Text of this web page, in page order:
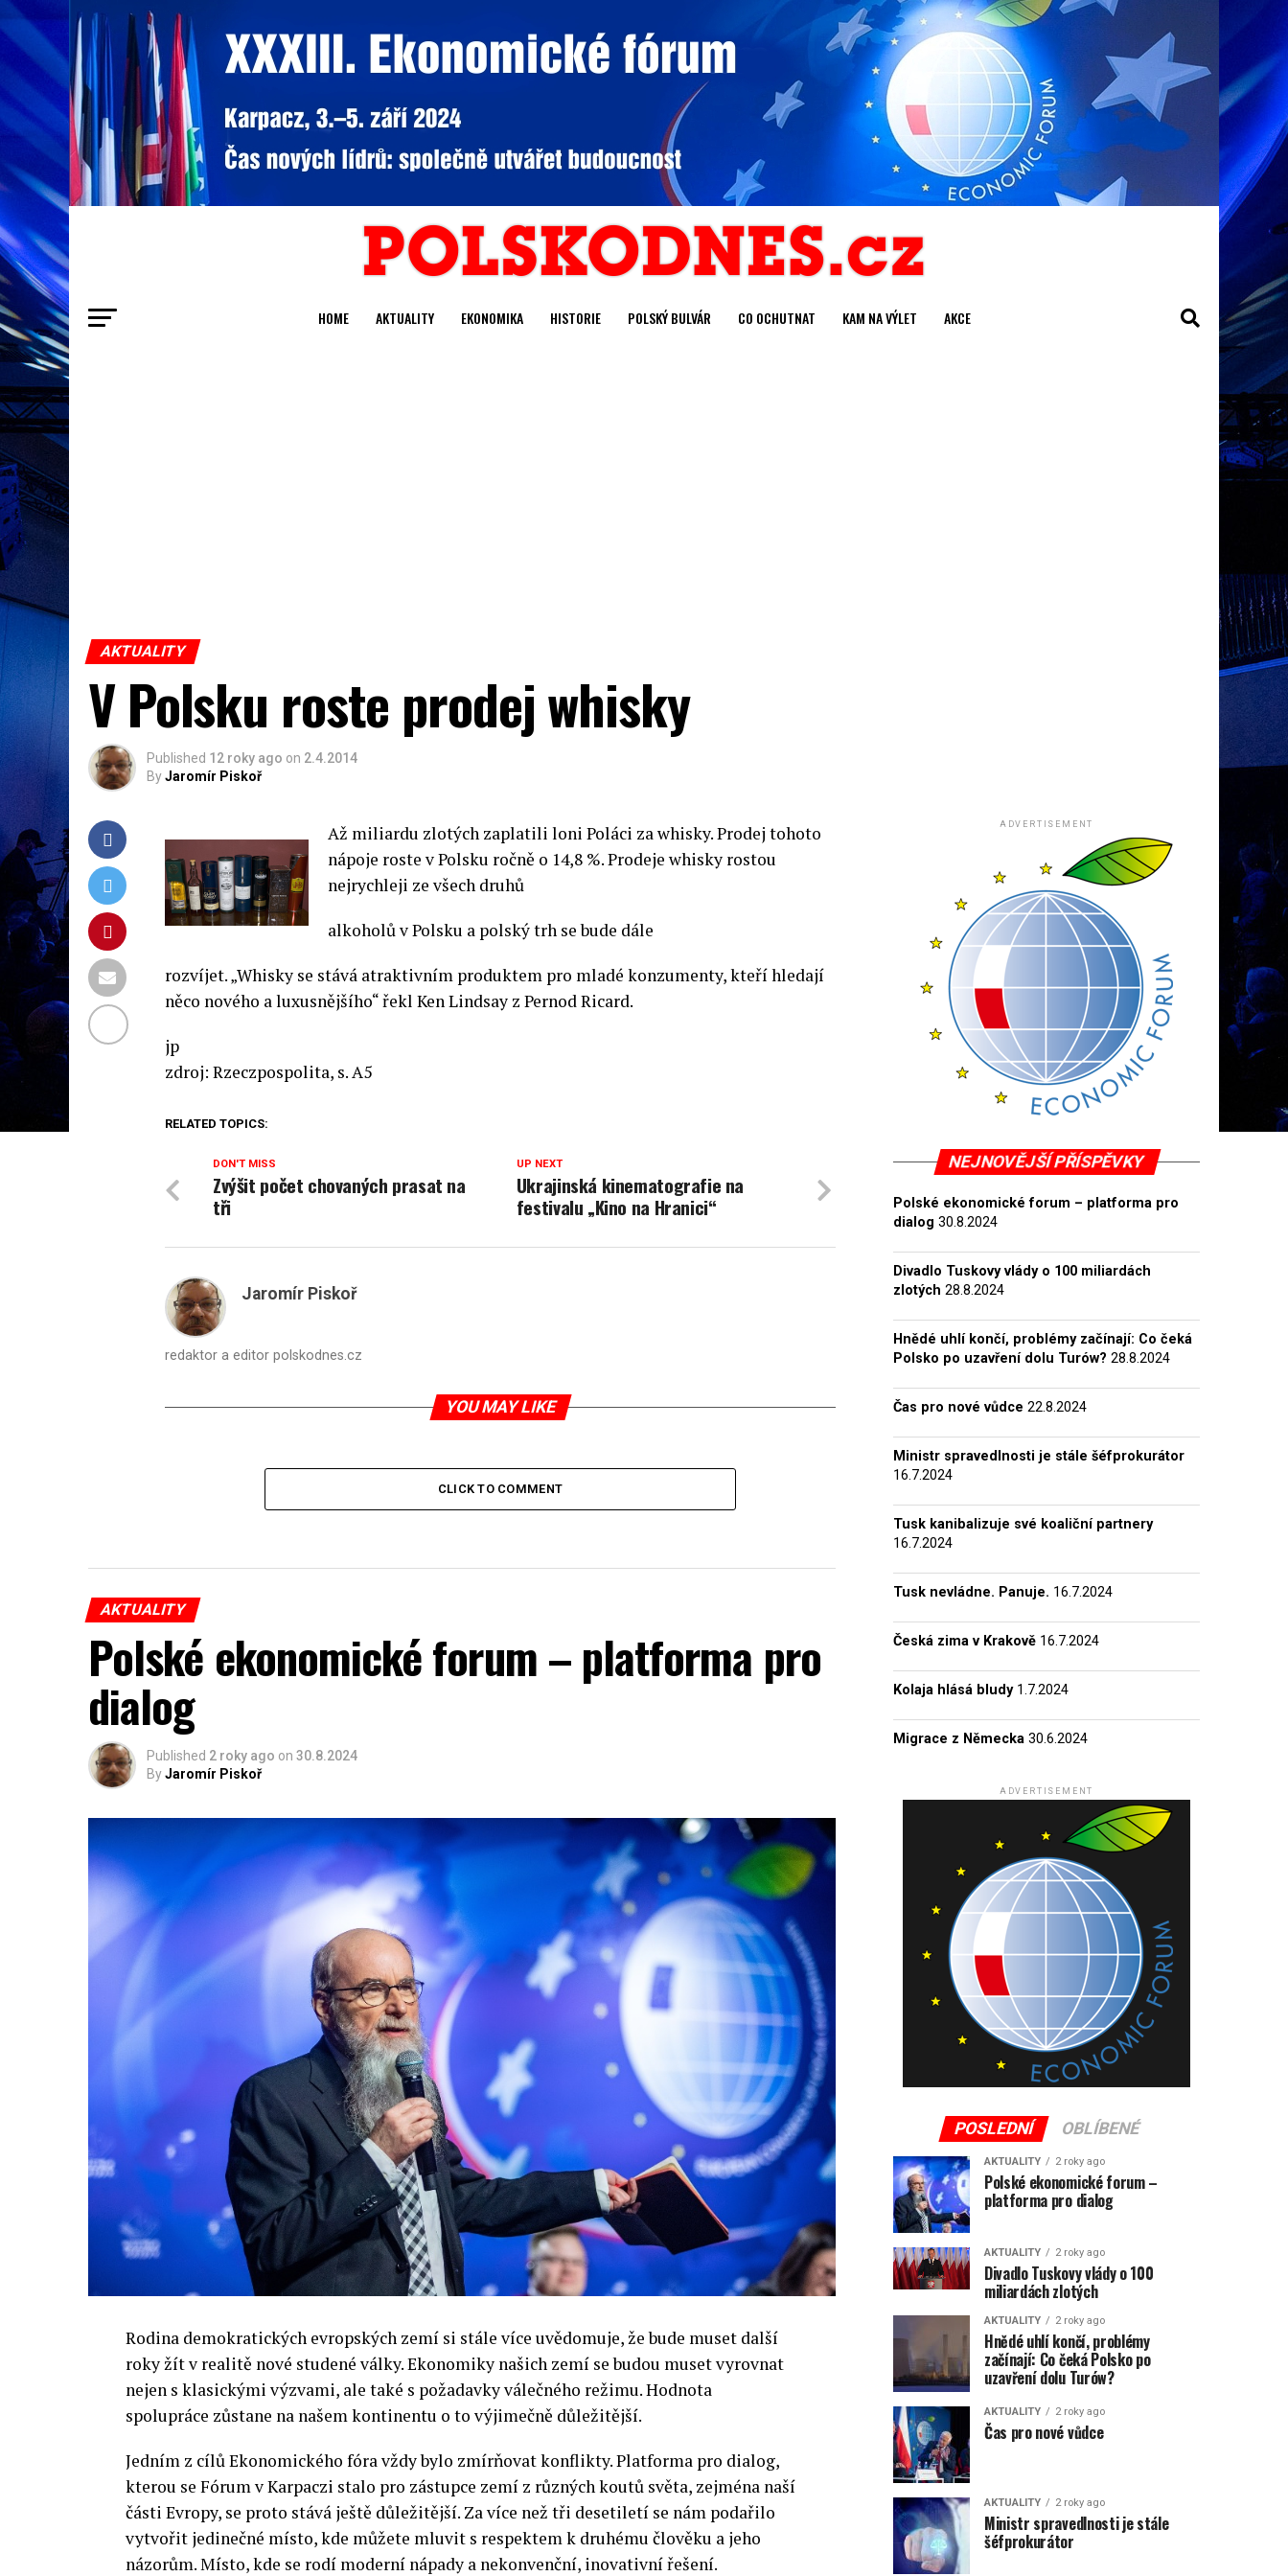
HOME AKTUALITY EKONOMIKA HISTORIE POLSKÝ BULVÁR CO OCHUTNAT KAM NA VÝLET AKCE
AKTUALITY
V Polsku roste prodej whisky
Published 12 roky ago on 2.4.2014
ByJaromír Piskoř
Až miliardu zlotých zaplatili loni Poláci za whisky. Prodej tohoto
nápoje roste v Polsku ročně o 14,8 %. Prodeje whisky rostou
nejrychleji ze všech druhů
alkoholů v Polsku a polský trh se bude dále
rozvíjet. „Whisky se stává atraktivním produktem pro mladé konzumenty, kteří hledají
něco nového a luxusnějšího“ řekl Ken Lindsay z Pernod Ricard.
jp
zdroj: Rzeczpospolita, s. A5
RELATED TOPICS:
UP NEXT
Ukrajinská kinematografie na
festivalu „Kino na Hranici“
DON'T MISS
Zvýšit počet chovaných prasat na
tři
Jaromír Piskoř
redaktor a editor polskodnes.cz
YOU MAY LIKE
CLICK TO COMMENT
AKTUALITY
Polské ekonomické forum – platforma pro
dialog
Published 2 roky ago on 30.8.2024
ByJaromír Piskoř
Rodina demokratických evropských zemí si stále více uvědomuje, že bude muset další
roky žít v realitě nové studené války. Ekonomiky našich zemí se budou muset vyrovnat
nejen s klasickými výzvami, ale také s požadavky válečného režimu. Hodnota
spolupráce zůstane na našem kontinentu o to výjimečně důležitější.
Jedním z cílů Ekonomického fóra vždy bylo zmírňovat konflikty. Platforma pro dialog,
kterou se Fórum v Karpaczi stalo pro zástupce zemí z různých koutů světa, zejména naší
části Evropy, se proto stává ještě důležitější. Za více než tři desetiletí se nám podařilo
vytvořit jedinečné místo, kde můžete mluvit s respektem k druhému člověku a jeho
názorům. Místo, kde se rodí moderní nápady a nekonvenční, inovativní řešení.
ADVERTISEMENT
NEJNOVĚJŠÍ PŘÍSPĚVKY
Polské ekonomické forum – platforma pro
dialog 30.8.2024
Divadlo Tuskovy vlády o 100 miliardách
zlotých 28.8.2024
Hnědé uhlí končí, problémy začínají: Co čeká
Polsko po uzavření dolu Turów? 28.8.2024
Čas pro nové vůdce 22.8.2024
Ministr spravedlnosti je stále šéfprokurátor
16.7.2024
Tusk kanibalizuje své koaliční partnery
16.7.2024
Tusk nevládne. Panuje. 16.7.2024
Česká zima v Krakově 16.7.2024
Kolaja hlásá bludy 1.7.2024
Migrace z Německa 30.6.2024
ADVERTISEMENT
POSLEDNÍ OBLÍBENÉ
AKTUALITY 2 roky ago
Polské ekonomické forum –
platforma pro dialog
AKTUALITY 2 roky ago
Divadlo Tuskovy vlády o 100
miliardách zlotých
AKTUALITY 2 roky ago
Hnědé uhlí končí, problémy
začínají: Co čeká Polsko po
uzavření dolu Turów?
AKTUALITY 2 roky ago
Čas pro nové vůdce
AKTUALITY 2 roky ago
Ministr spravedlnosti je stále
šéfprokurátor